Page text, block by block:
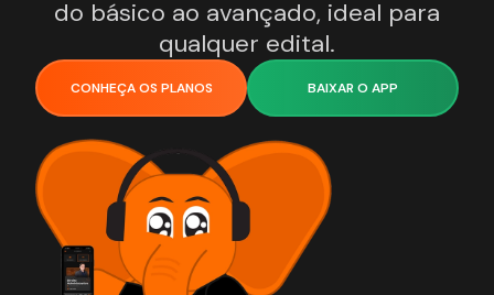
do básico ao avançado, ideal para
qualquer edital.
CONHEÇA OS PLANOS BAIXAR O APP